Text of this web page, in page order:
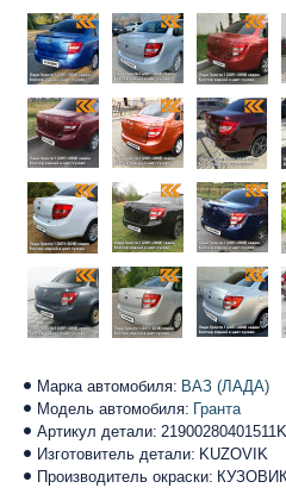
Марка автомобиля: ВАЗ (ЛАДА)
Модель автомобиля: Гранта
Артикул детали:
Изготовитель детали: KUZOVIK
Производитель окраски: КУЗОВИК